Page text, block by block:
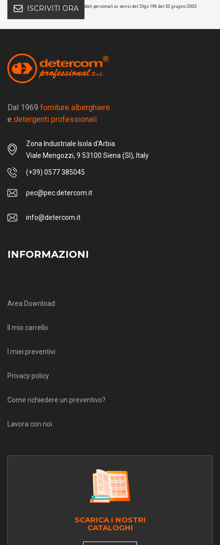
ISCRIVITI ORA dati personali ai sensi del Dlgs 196 del 30 giugno 2003
Dal 1969 forniture alberghiere
e detergenti professionali
Zona Industriale Isola d'Arbia.
Viale Mengozzi, 9 53100 Siena (SI), Italy
(+39) 0577 385045
pec@pec.detercom.it
info@detercom.it
INFORMAZIONI
Area Download
Il mio carrello
I miei preventivi
Privacy policy
Come richiedere un preventivo?
Lavora con noi
SCARICA I NOSTRI
CATALOGHI